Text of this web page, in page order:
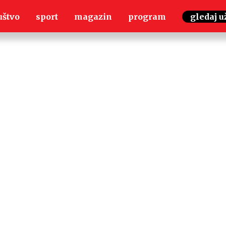
sport magazin program gledaj